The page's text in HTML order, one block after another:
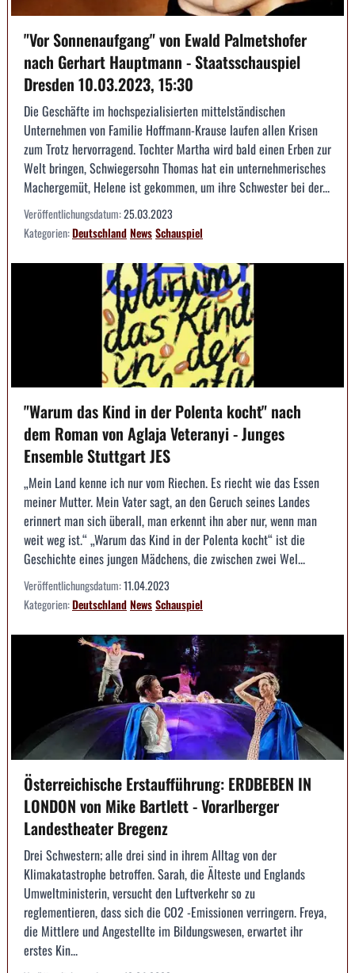
"Vor Sonnenaufgang" von Ewald Palmetshofer
nach Gerhart Hauptmann - Staatsschauspiel
Dresden 10.03.2023, 15:30
Die Geschäfte im hochspezialisierten mittelständischen
Unternehmen von Familie Hoffmann-Krause laufen allen Krisen
zum Trotz hervorragend. Tochter Martha wird bald einen Erben zur
Welt bringen, Schwiegersohn Thomas hat ein unternehmerisches
Machergemüt, Helene ist gekommen, um ihre Schwester bei der...
Veröffentlichungsdatum:25.03.2023
Kategorien:DeutschlandNewsSchauspiel
"Warum das Kind in der Polenta kocht" nach
dem Roman von Aglaja Veteranyi - Junges
Ensemble Stuttgart JES
„Mein Land kenne ich nur vom Riechen. Es riecht wie das Essen
meiner Mutter. Mein Vater sagt, an den Geruch seines Landes
erinnert man sich überall, man erkennt ihn aber nur, wenn man
weit weg ist.“ „Warum das Kind in der Polenta kocht“ ist die
Geschichte eines jungen Mädchens, die zwischen zwei Wel...
Veröffentlichungsdatum:11.04.2023
Kategorien:DeutschlandNewsSchauspiel
Österreichische Erstaufführung: ERDBEBEN IN
LONDON von Mike Bartlett - Vorarlberger
Landestheater Bregenz
Drei Schwestern; alle drei sind in ihrem Alltag von der
Klimakatastrophe betroffen. Sarah, die Älteste und Englands
Umweltministerin, versucht den Luftverkehr so zu
reglementieren, dass sich die CO2 -Emissionen verringern. Freya,
die Mittlere und Angestellte im Bildungswesen, erwartet ihr
erstes Kin...